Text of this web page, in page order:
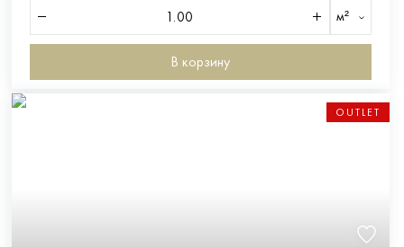
м²
В корзину
OUTLET